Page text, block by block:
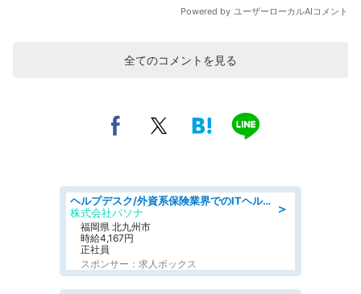
全てのコメントを見る
＞
ヘルプデスク/外資系保険業界でのITヘルプデスク業務/駅近/即日勤務可/ヘルプデスク
株式会社パソナ
福岡県 北九州市
時給4,167円
正社員
スポンサー：求人ボックス